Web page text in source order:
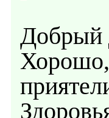
Добрый
Хорошо,